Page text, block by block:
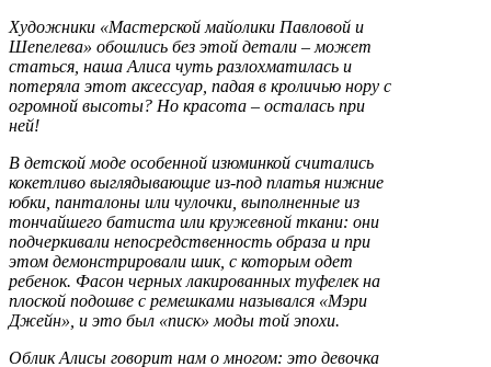
Художники «Мастерской майолики Павловой и
Шепелева» обошлись без этой детали – может
статься, наша Алиса чуть разлохматилась и
потеряла этот аксессуар, падая в кроличью нору с
огромной высоты? Но красота – осталась при
ней!
В детской моде особенной изюминкой считались
кокетливо выглядывающие из-под платья нижние
юбки, панталоны или чулочки, выполненные из
тончайшего батиста или кружевной ткани: они
подчеркивали непосредственность образа и при
этом демонстрировали шик, с которым одет
ребенок. Фасон черных лакированных туфелек на
плоской подошве с ремешками назывался «Мэри
Джейн», и это был «писк» моды той эпохи.
Облик Алисы говорит нам о многом: это девочка